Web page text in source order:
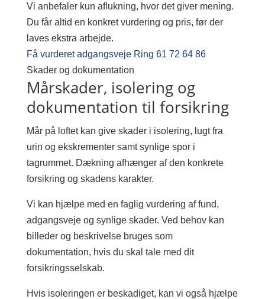
Vi anbefaler kun aflukning, hvor det giver mening.
Du får altid en konkret vurdering og pris, før der
laves ekstra arbejde.
Få vurderet adgangsveje Ring 61 72 64 86
Skader og dokumentation
Mårskader, isolering og
dokumentation til forsikring
Mår på loftet kan give skader i isolering, lugt fra
urin og ekskrementer samt synlige spor i
tagrummet. Dækning afhænger af den konkrete
forsikring og skadens karakter.
Vi kan hjælpe med en faglig vurdering af fund,
adgangsveje og synlige skader. Ved behov kan
billeder og beskrivelse bruges som
dokumentation, hvis du skal tale med dit
forsikringsselskab.
Hvis isoleringen er beskadiget, kan vi også hjælpe